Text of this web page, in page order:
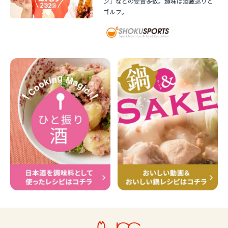
東京都
東京うどのわさびドレッシング
シャキっと食感ピリっと美味しい！
東京の、隠れた名産おつまみできま
した♪
鳥取県
蒸し鶏のらっきょう漬マヨがけ
みんな大好きカレーの風味が食欲そ
そる！一度お試しあれ♪
ゴルフ。